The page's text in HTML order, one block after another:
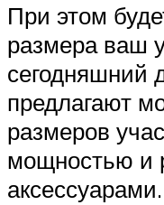
При этом
размера ваш
сегодняшний
предлагают
размеров
мощностью и
аксессуарами.